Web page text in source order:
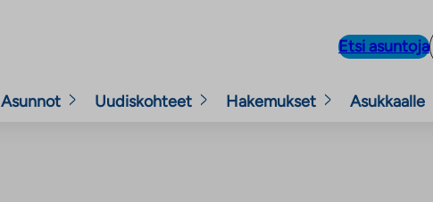
Etsi asuntoja
Asunnot Uudiskohteet Hakemukset Asukkaalle